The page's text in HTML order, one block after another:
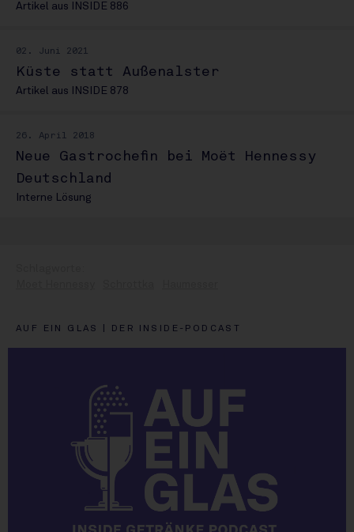
Artikel aus INSIDE 886
02. Juni 2021
Küste statt Außenalster
Artikel aus INSIDE 878
26. April 2018
Neue Gastrochefin bei Moët Hennessy
Deutschland
Interne Lösung
AUF EIN GLAS | DER INSIDE-PODCAST